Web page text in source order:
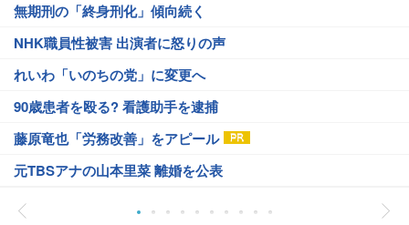
無期刑の「終身刑化」傾向続く
NHK職員性被害 出演者に怒りの声
れいわ「いのちの党」に変更へ
90歳患者を殴る? 看護助手を逮捕
藤原竜也「労務改善」をアピール
元TBSアナの山本里菜 離婚を公表